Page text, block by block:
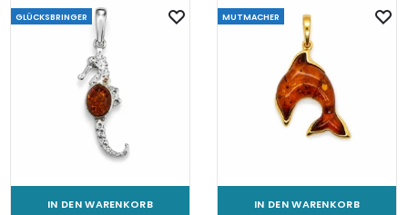
GLÜCKSBRINGER
IN DEN WARENKORB
MUTMACHER
IN DEN WARENKORB